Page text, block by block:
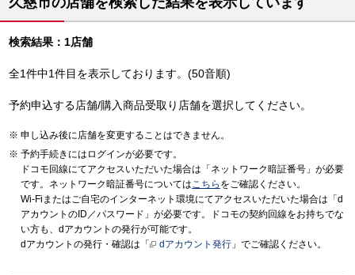
検索結果：1店舗
全1件中1件目を表示しております。(50音順)
予約申込する店舗/購入商品受取り店舗を選択してください。
申し込み後に店舗を変更することはできません。
予約手続きにはログインが必要です。
ドコモ回線にてアクセスいただいた場合は「ネットワーク暗証番号」が必要
です。ネットワーク暗証番号についてはこちら をご確認ください。
Wi-Fiまたはご自宅のインターネット環境にてアクセスいただいた場合は「d
アカウントのID／パスワード」が必要です。ドコモの契約回線をお持ちでな
い方も、dアカウントの発行が可能です。
dアカウントの発行・確認は「
dアカウント発行 」でご確認ください。